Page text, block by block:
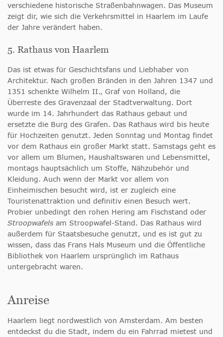
verschiedene historische Straßenbahnwagen. Das Museum
zeigt dir, wie sich die Verkehrsmittel in Haarlem im Laufe
der Jahre verändert haben.
5. Rathaus von Haarlem
Das ist etwas für Geschichtsfans und Liebhaber von
Architektur. Nach großen Bränden in den Jahren 1347 und
1351 schenkte Wilhelm II., Graf von Holland, die
Überreste des Gravenzaal der Stadtverwaltung. Dort
wurde im 14. Jahrhundert das Rathaus gebaut und
ersetzte die Burg des Grafen. Das Rathaus wird bis heute
für Hochzeiten genutzt. Jeden Sonntag und Montag findet
vor dem Rathaus ein großer Markt statt. Samstags geht es
vor allem um Blumen, Haushaltswaren und Lebensmittel,
montags hauptsächlich um Stoffe, Nähzubehör und
Kleidung. Auch wenn der Markt vor allem von
Einheimischen besucht wird, ist er zugleich eine
Touristenattraktion und definitiv einen Besuch wert.
Probier unbedingt den rohen Hering am Fischstand oder
Stroopwafels am Stroopwafel-Stand. Das Rathaus wird
außerdem für Staatsbesuche genutzt, und es ist gut zu
wissen, dass das Frans Hals Museum und die Öffentliche
Bibliothek von Haarlem ursprünglich im Rathaus
untergebracht waren.
Anreise
Haarlem liegt nordwestlich von Amsterdam. Am besten
entdeckst du die Stadt, indem du ein Fahrrad mietest und